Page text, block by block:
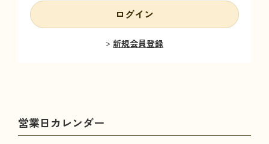
ログイン
新規会員登録